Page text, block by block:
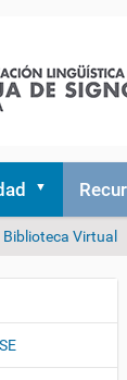
Biblioteca Virtual